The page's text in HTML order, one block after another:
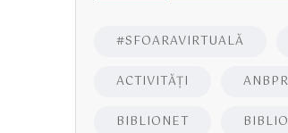
#SFOARAVIRTUALĂ
ACTIVITĂŢI ANBPR
BIBLIONET